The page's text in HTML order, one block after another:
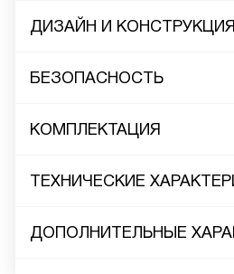
ДИЗАЙН И КОНСТРУКЦИЯ
БЕЗОПАСНОСТЬ
КОМПЛЕКТАЦИЯ
ТЕХНИЧЕСКИЕ
ДОПОЛНИТЕЛЬНЫЕ